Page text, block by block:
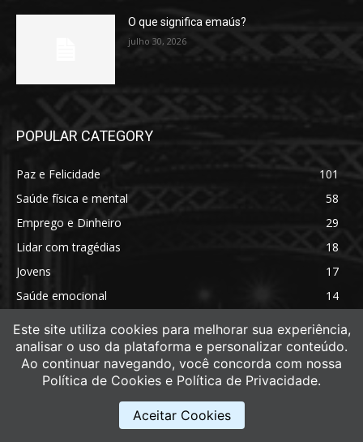
O que significa emaús?
julho 30, 2026
POPULAR CATEGORY
Paz e Felicidade
101
Saúde física e mental
58
Emprego e Dinheiro
29
Lidar com tragédias
18
Jovens
17
Saúde emocional
14
Este site utiliza cookies para melhorar sua experiência,
analisar o uso da plataforma e personalizar conteúdo.
Ao continuar navegando, você concorda com nossa
Política de Cookies e Política de Privacidade.
Aceitar Cookies